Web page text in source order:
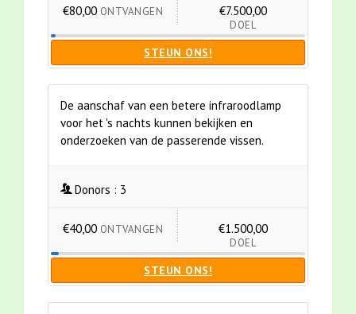
€80,00 ONTVANGEN €7.500,00
DOEL
STEUN ONS!
De aanschaf van een betere infraroodlamp
voor het 's nachts kunnen bekijken en
onderzoeken van de passerende vissen.
Donors : 3
€40,00 ONTVANGEN €1.500,00
DOEL
STEUN ONS!